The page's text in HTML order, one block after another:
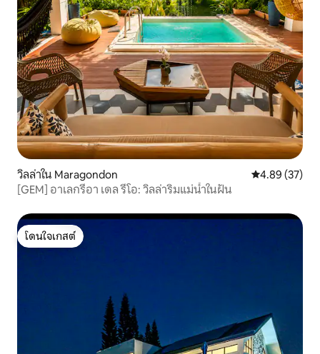
วิลล่าใน Maragondon คะแนนเฉลี่ย
4.89 (37)
[GEM] อาเลกรีอา เดล รีโอ: วิลล่าริมแม่น้ำในฝัน
โดนใจเกสต์
โดนใจเกสต์